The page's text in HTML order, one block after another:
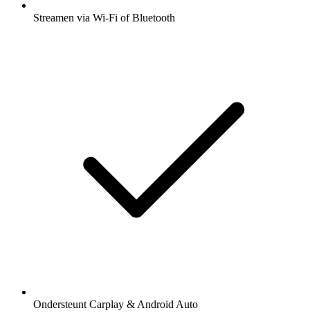
Streamen via Wi-Fi of Bluetooth
Ondersteunt Carplay & Android Auto